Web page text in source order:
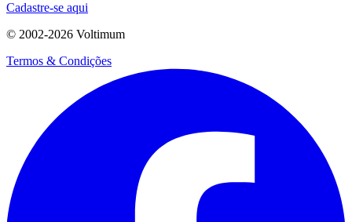
Cadastre-se aqui
© 2002-2026 Voltimum
Termos & Condições